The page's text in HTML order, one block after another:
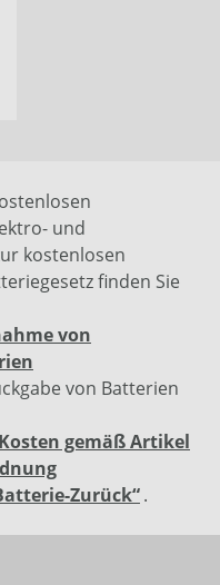
und
kostenlosen
finden Sie
von
von Batterien
gemäß Artikel
Zurück“.